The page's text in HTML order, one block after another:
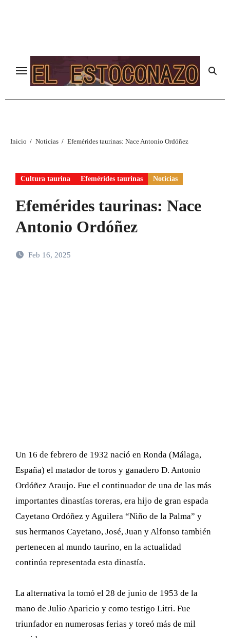
Inicio Noticias Efemérides taurinas: Nace Antonio Ordóñez
Cultura taurina Efemérides taurinas Noticias
Efemérides taurinas: Nace
Antonio Ordóñez
Feb 16, 2025
Un 16 de febrero de 1932 nació en Ronda (Málaga,
España) el matador de toros y ganadero D. Antonio
Ordóñez Araujo. Fue el continuador de una de las más
importantes dinastías toreras, era hijo de gran espada
Cayetano Ordóñez y Aguilera “Niño de la Palma” y
sus hermanos Cayetano, José, Juan y Alfonso también
pertenecen al mundo taurino, en la actualidad
continúa representada esta dinastía.
La alternativa la tomó el 28 de junio de 1953 de la
mano de Julio Aparicio y como testigo Litri. Fue
triunfador en numerosas ferias y toreó más de mil